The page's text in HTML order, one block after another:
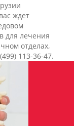
ждет
для лечения
отделах,
113-36-47.